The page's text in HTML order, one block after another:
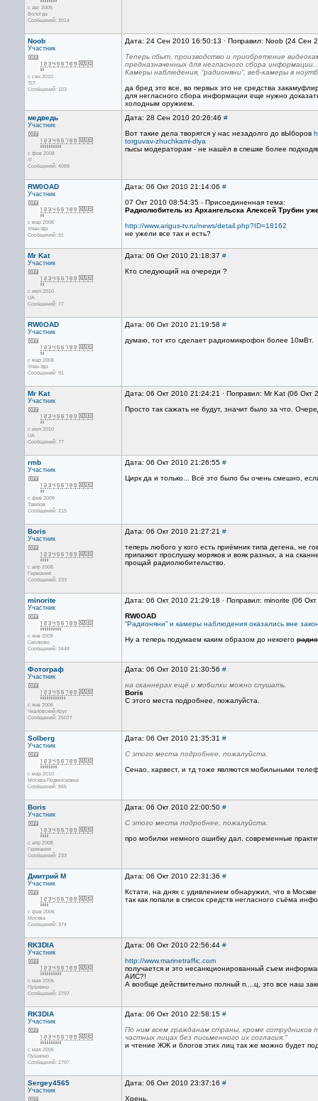
с авг 2005
Вологда
Сообщений: 2014
Noob
Участник
с сен 2010
TLT
Сообщений: 103
Дата: 24 Сен 2010 16:50:13 · Поправил: Noob (24 Сен
Теперь сбыт, производство и приобретение
предназначенных для негласного сбора
Камеры наблюдения, “радионяни”, веб-камеры в
да бред это все, во первых это не средства
для негласного сбора информации еще нужно
холодным оружием.
медведь
Участник
с фев 2008
///
Сообщений: 4088
Дата: 28 Сен 2010 20:26:46 #
Вот такие дела творятся у нас незадолго до вЫборов
torguvav-zhuchkami-dlya
пысы модераторам - не нашёл в спешке более
RW0OAD
Участник
с мар 2008
Улан-Удэ
Сообщений: 91
Дата: 06 Окт 2010 21:14:06 #
07 Окт 2010 08:54:35 - Присоединенная тема:
Радиолюбитель из Архангельска Алексей Трубин
http://www.arigus-tv.ru/news/detail.php?ID=18162
не ужели все так и есть?
Mr Kat
Участник
с июл 2010
UA
Сообщений: 77
Дата: 06 Окт 2010 21:18:37 #
Кто следующий на очереди ?
RW0OAD
Участник
с мар 2008
Улан-Удэ
Сообщений: 91
Дата: 06 Окт 2010 21:19:58 #
думаю, тот кто сделает радиомикрофон более 10мВт.
Mr Kat
Участник
с июл 2010
UA
Сообщений: 77
Дата: 06 Окт 2010 21:24:21 · Поправил: Mr Kat (06 Окт
Просто так сажать не будут, значит было за что.
rmb
Участник
с фев 2009
Тамбов
Сообщений: 215
Дата: 06 Окт 2010 21:26:55 #
Цирк да и только... Всё это было бы очень смешно,
Boris
Участник
с апр 2008
Германия
Сообщений: 233
Дата: 06 Окт 2010 21:27:21 #
теперь любого у кого есть приёмник типа дегена, не
припаяют прослушку моряков и вояк разных, а на
прощай радиолюбительство.
minorite
Участник
с янв 2009
Сколково
Сообщений: 3448
Дата: 06 Окт 2010 21:29:18 · Поправил: minorite (06
RW0OAD
“Радионяни” и камеры наблюдения оказались вне
Ну а теперь подумаем каким образом до некоего
Фотограф
Участник
с янв 2006
Чкаловский-Круг
Сообщений: 25077
Дата: 06 Окт 2010 21:30:56 #
на сканнерах ещё и мобилки можно слушать.
Boris
С этого места подробнее, пожалуйста.
Solberg
Участник
с мар 2010
Москва-Подмосковье
Сообщений: 865
Дата: 06 Окт 2010 21:35:31 #
С этого места подробнее, пожалуйста.
Сенао, харвест, и тд тоже являются мобильными
Boris
Участник
с апр 2008
Германия
Сообщений: 233
Дата: 06 Окт 2010 22:00:50 #
С этого места подробнее, пожалуйста.
про мобилки немного ошибку дал. современные
Дмитрий М
Участник
с фев 2006
Москва
Сообщений: 374
Дата: 06 Окт 2010 22:31:36 #
Кстати, на днях с удивлением обнаружил, что в
так как попали в список средств негласного съёма
RK3DIA
Участник
с мая 2006
Пушкино
Сообщений: 2797
Дата: 06 Окт 2010 22:56:44 #
http://www.marinetraffic.com
получается и это несанкционированный съем
АИС?!
А вообще действительно полный п....ц, это все наш
RK3DIA
Участник
с мая 2006
Пушкино
Сообщений: 2797
Дата: 06 Окт 2010 22:58:15 #
По ним всем гражданам страны, кроме сотрудников
частных лицах без письменного их согласия."
и чтение ЖЖ и блогов этих лиц так же можно будет
Sergey4565
Участник
Дата: 06 Окт 2010 23:37:16 #
Хрень.